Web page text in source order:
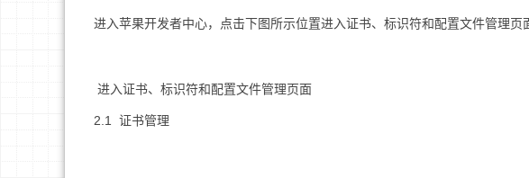
进入苹果开发者中心，点击下图所示位置进入证书、标识符和配置文件管理页
进入证书、标识符和配置文件管理页面
2.1 证书管理